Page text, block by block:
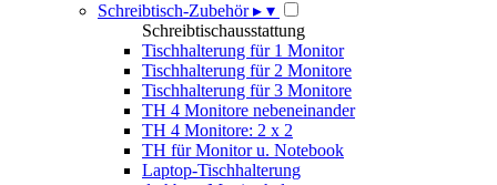
Schreibtisch-Zubehör▸ ▾
Schreibtischausstattung
Tischhalterung für 1 Monitor
Tischhalterung für 2 Monitore
Tischhalterung für 3 Monitore
TH 4 Monitore nebeneinander
TH 4 Monitore: 2 x 2
TH für Monitor u. Notebook
Laptop-Tischhalterung